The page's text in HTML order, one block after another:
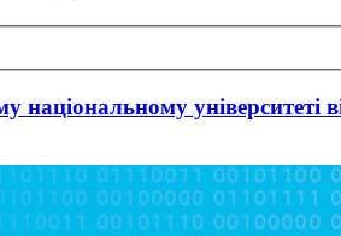
національному університеті